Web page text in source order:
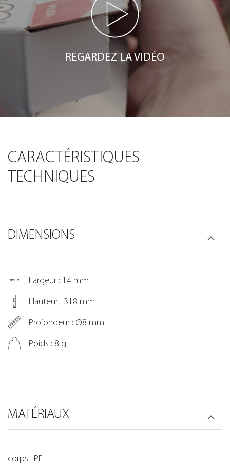
REGARDEZ LA VIDÉO
CARACTÉRISTIQUES
TECHNIQUES
DIMENSIONS
Largeur : 14 mm
Hauteur : 318 mm
Profondeur : Ø8 mm
Poids : 8 g
MATÉRIAUX
corps : PE